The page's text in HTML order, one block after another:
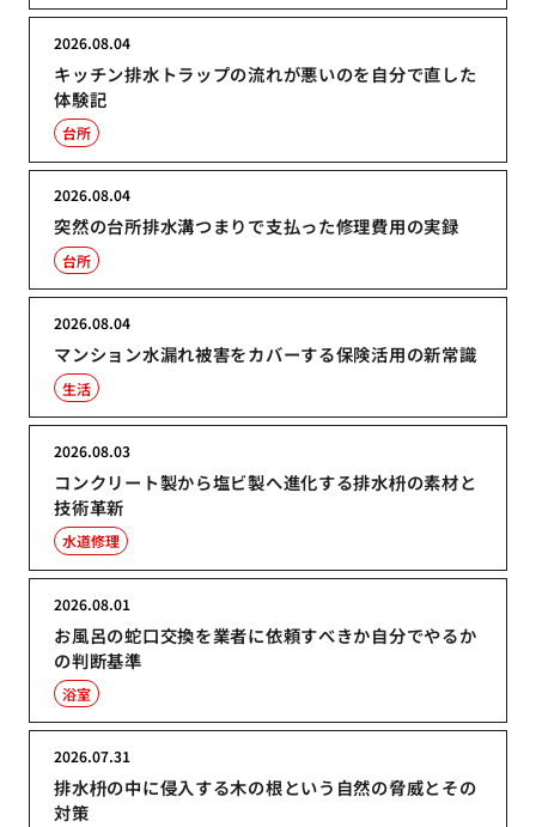
キッチン排水トラップの流れが悪いのを自分で直した
体験記
2026.08.04
台所
突然の台所排水溝つまりで支払った修理費用の実録
2026.08.04
台所
マンション水漏れ被害をカバーする保険活用の新常識
2026.08.04
生活
コンクリート製から塩ビ製へ進化する排水枡の素材と
技術革新
2026.08.03
水道修理
お風呂の蛇口交換を業者に依頼すべきか自分でやるか
の判断基準
2026.08.01
浴室
排水枡の中に侵入する木の根という自然の脅威とその
対策
2026.07.31